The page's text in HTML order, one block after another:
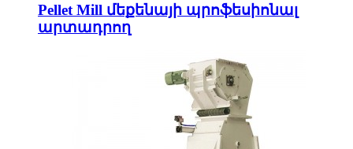
Pellet Mill մեքենայի պրոֆեսիոնալ
արտադրող